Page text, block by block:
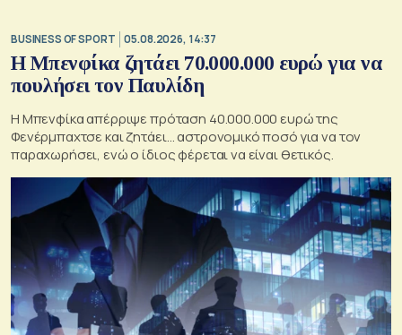
BUSINESS OF SPORT 05.08.2026, 14:37
Η Μπενφίκα ζητάει 70.000.000 ευρώ για να
πουλήσει τον Παυλίδη
Η Μπενφίκα απέρριψε πρόταση 40.000.000 ευρώ της
Φενέρμπαχτσε και ζητάει… αστρονομικό ποσό για να τον
παραχωρήσει, ενώ ο ίδιος φέρεται να είναι θετικός.